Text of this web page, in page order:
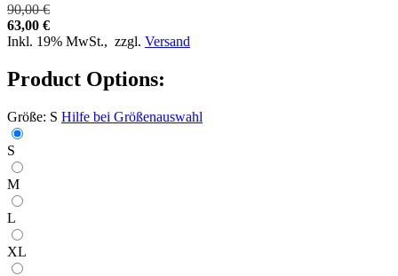
90,00 €
63,00 €
Inkl. 19% MwSt., zzgl. Versand
Product Options:
Größe: S Hilfe bei Größenauswahl
S
M
L
XL